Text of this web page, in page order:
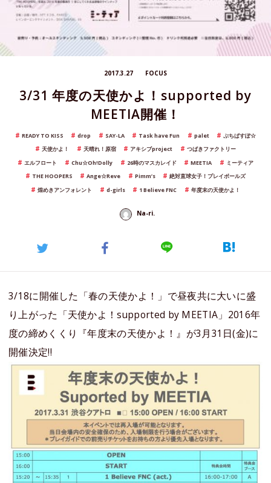
2017.3.27 FOCUS
3/31 年度の天使かよ！supported by
MEETIA開催！
READY TO KISS drop SAY-LA Task have Fun palet
ぷちぱすぽ☆
天使かよ！
天晴れ！原宿 アキシブproject
つばきファクトリー
エルフロート
Chu☆Oh!Dolly 26時のマスカレイド MEETIA
ミーティア
THE HOOPERS
Ange☆Reve Pimm’s
絶対直球女子！プレイボールズ
煌めきアンフォレント
d-girls 1 Believe FNC 年度末の天使かよ！
Na-ri.
3/18に開催した「春の天使かよ！」で昼夜共に大いに盛
り上がった「天使かよ！supported by MEETIA」2016年
度の締めくくり『年度末の天使かよ！』が3月31日(金)に
開催決定!!